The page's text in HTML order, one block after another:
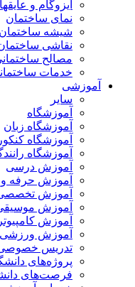
ایزوگام و
نمای ساختمان
شیشه ساختمان
نقاشی
مصالح
خدمات
آموزشی
سایر
آموزشگاه
آموزشگاه زبان
آموزشگاه کنکور
آموزشگاه
آموزش درسی
آموزش حرفه
آموزش
آموزش
آموزش کامپیوتر
آموزش ورزشی
تدریس
پروژه‌های
فرصت‌های